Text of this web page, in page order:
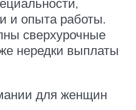
и опыта работы.
сверхурочные
нередки выплаты
для женщин